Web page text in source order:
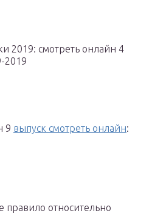
2019: смотреть онлайн 4
2019
9 выпуск смотреть онлайн:
правило относительно